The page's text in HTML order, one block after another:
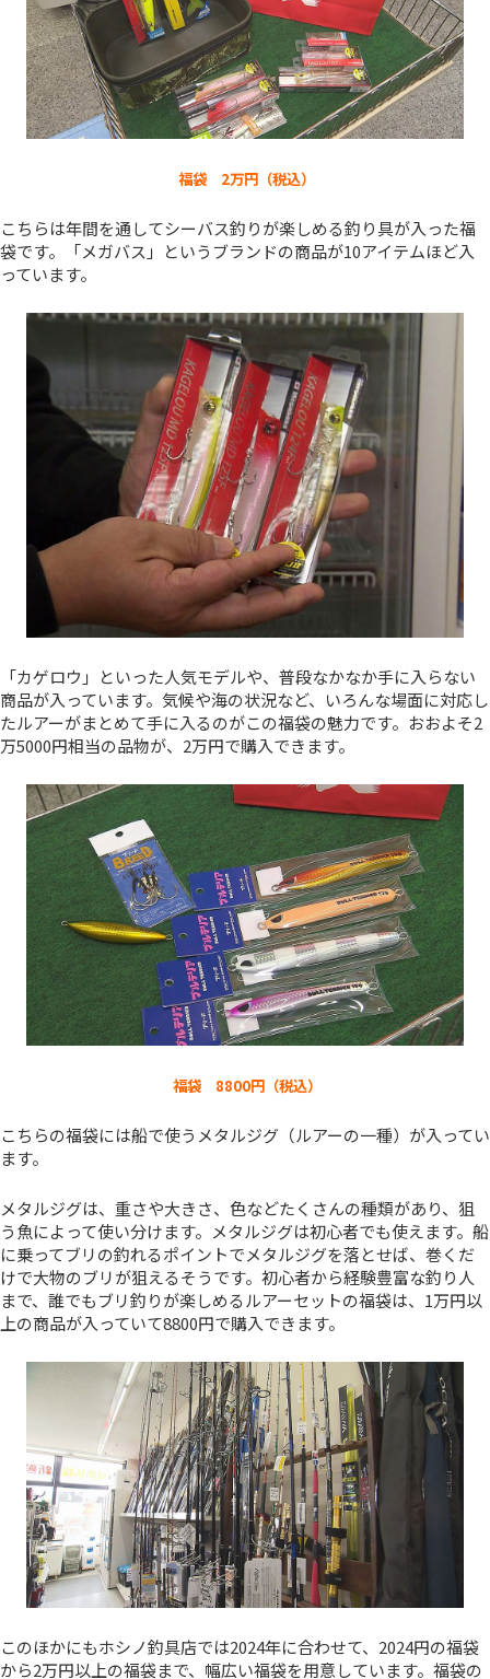
福袋 2万円（税込）
こちらは年間を通してシーバス釣りが楽しめる釣り具が入った福
袋です。「メガバス」というブランドの商品が10アイテムほど入
っています。
「カゲロウ」といった人気モデルや、普段なかなか手に入らない
商品が入っています。気候や海の状況など、いろんな場面に対応し
たルアーがまとめて手に入るのがこの福袋の魅力です。おおよそ2
万5000円相当の品物が、2万円で購入できます。
福袋 8800円（税込）
こちらの福袋には船で使うメタルジグ（ルアーの一種）が入ってい
ます。
メタルジグは、重さや大きさ、色などたくさんの種類があり、狙
う魚によって使い分けます。メタルジグは初心者でも使えます。船
に乗ってブリの釣れるポイントでメタルジグを落とせば、巻くだ
けで大物のブリが狙えるそうです。初心者から経験豊富な釣り人
まで、誰でもブリ釣りが楽しめるルアーセットの福袋は、1万円以
上の商品が入っていて8800円で購入できます。
このほかにもホシノ釣具店では2024年に合わせて、2024円の福袋
から2万円以上の福袋まで、幅広い福袋を用意しています。福袋の